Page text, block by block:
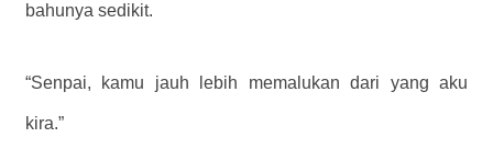
bahunya sedikit.
“Senpai, kamu jauh lebih memalukan dari yang aku
kira.”